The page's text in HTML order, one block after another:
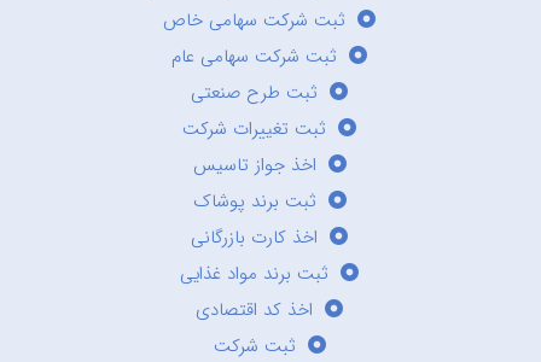
ثبت شرکت سهامی خاص
ثبت شرکت سهامی عام
ثبت طرح صنعتی
ثبت تغییرات شرکت
اخذ جواز تاسیس
ثبت برند پوشاک
اخذ کارت بازرگانی
ثبت برند مواد غذایی
اخذ کد اقتصادی
ثبت شرکت